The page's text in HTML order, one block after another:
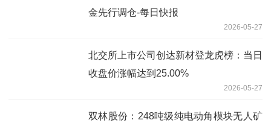
金先行调仓-每日快报
2026-05-27
北交所上市公司创达新材登龙虎榜：当日
收盘价涨幅达到25.00%
2026-05-27
双林股份：248吨级纯电动角模块无人矿